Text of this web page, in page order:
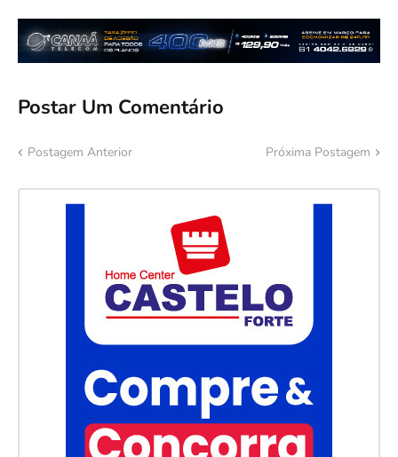
Postar Um Comentário
Postagem Anterior Próxima Postagem